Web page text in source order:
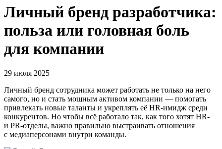
Личный бренд разработчика:
польза или головная боль
для компании
29 июля 2025
Личный бренд сотрудника может работать не только на него
самого, но и стать мощным активом компании — помогать
привлекать новые таланты и укреплять её HR-имидж среди
конкурентов. Но чтобы всё работало так, как того хотят HR-
и PR-отделы, важно правильно выстраивать отношения
с медиаперсонами внутри команды.